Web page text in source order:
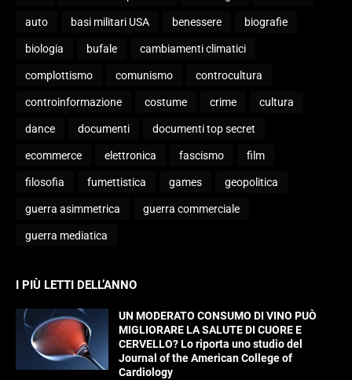
auto basi militari USA benessere biografie
biologia bufale cambiamenti climatici
complottismo comunismo controcultura
controinformazione costume crime cultura
dance documenti documenti top secret
ecommerce elettronica fascismo film
filosofia fumettistica games geopolitica
guerra asimmetrica guerra commerciale
guerra mediatica
I PIÙ LETTI DELL’ANNO
UN MODERATO CONSUMO DI VINO PUÒ
MIGLIORARE LA SALUTE DI CUORE E
CERVELLO? Lo riporta uno studio del
Journal of the American College of
Cardiology